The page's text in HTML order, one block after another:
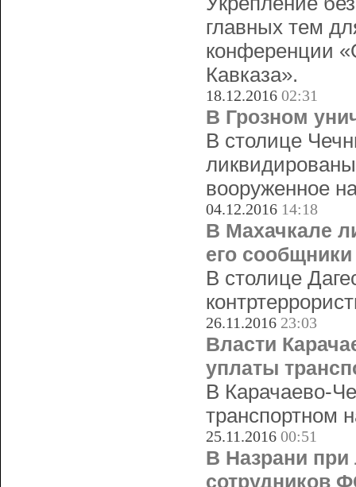
главных тем
конференции
Кавказа».
18.12.2016 02:31
В Грозном
В столице
вооруженное
04.12.2016 14:18
В Махачкале
его сообщники
В столице
26.11.2016 23:03
Власти
уплаты
В Карачаево-
транспортном
25.11.2016 00:51
В Назрани при
сотрудников